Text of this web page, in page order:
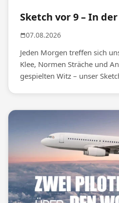
Sketch vor 9 – In
07.08.2026
Jeden Morgen treffen sich
Klee, Normen Sträche und
gespielten Witz – unser